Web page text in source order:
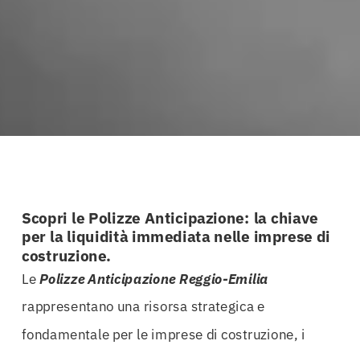
Scopri le Polizze Anticipazione: la chiave
per la liquidità immediata nelle imprese di
costruzione.
LePolizze Anticipazione Reggio-Emilia
rappresentano una risorsa strategica e
fondamentale per le imprese di costruzione, i